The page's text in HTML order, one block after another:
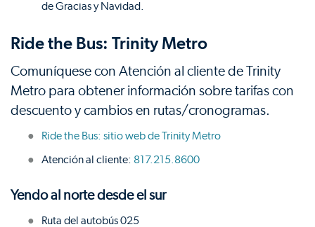
de Gracias y Navidad.
Ride the Bus: Trinity Metro
Comuníquese con Atención al cliente de Trinity
Metro para obtener información sobre tarifas con
descuento y cambios en rutas/cronogramas.
Ride the Bus: sitio web de Trinity Metro
Atención al cliente: 817.215.8600
Yendo al norte desde el sur
Ruta del autobús 025